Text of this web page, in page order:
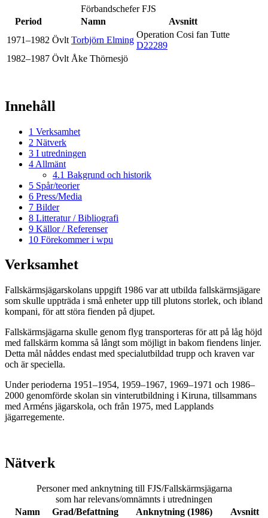
Förbandschefer FJS
Period
Namn
Avsnitt
1971–1982 Övlt Torbjörn Elming
Operation Cosi fan Tutte
D22289
1982–1987 Övlt Åke Thörnesjö
Innehåll
1 Verksamhet
2 Nätverk
3 I utredningen
4 Allmänt
4.1 Bakgrund och historik
5 Spår/teorier
6 Press/Media
7 Bilder
8 Litteratur / Bibliografi
9 Källor / Referenser
10 Förekommer i wpu
Verksamhet
Fallskärmsjägarskolans uppgift 1986 var att utbilda fallskärmsjägare
som skulle uppträda i små enheter upp till plutons storlek, och ibland
kompani, för att störa fienden på djupet.
Fallskärmsjägarna skulle genom flyg transporteras för att på låg höjd
med fallskärm komma så långt som möjligt in bakom fiendens linjer.
Detta mål nåddes endast med specialutbildad trupp och kraven var
och är speciella.
Under perioderna 1951–1954, 1959–1967, 1969–1971 och 1986–
2000 genomförde skolan sin vinterutbildning i Kiruna, tillsammans
med Arméns jägarskola, och från 1975, med Lapplands
jägarregemente.
Nätverk
Personer med anknytning till FJS/Fallskärmsjägarna
som har relevans/omnämnts i utredningen
Namn
Grad/Befattning Anknytning (1986)
Avsnitt